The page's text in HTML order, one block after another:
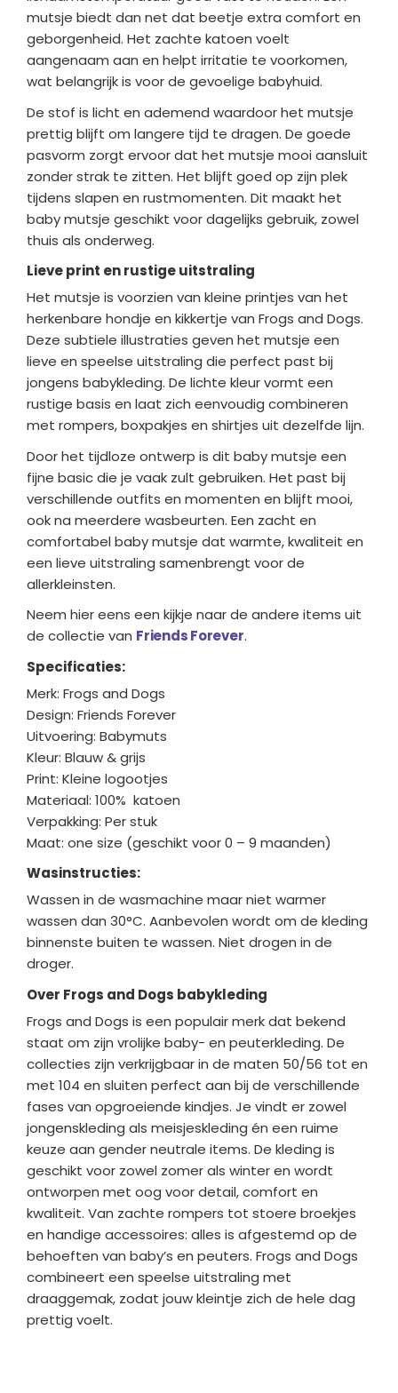
mutsje biedt dan net dat beetje extra comfort en
geborgenheid. Het zachte katoen voelt
aangenaam aan en helpt irritatie te voorkomen,
wat belangrijk is voor de gevoelige babyhuid.
De stof is licht en ademend waardoor het mutsje
prettig blijft om langere tijd te dragen. De goede
pasvorm zorgt ervoor dat het mutsje mooi aansluit
zonder strak te zitten. Het blijft goed op zijn plek
tijdens slapen en rustmomenten. Dit maakt het
baby mutsje geschikt voor dagelijks gebruik, zowel
thuis als onderweg.
Lieve print en rustige uitstraling
Het mutsje is voorzien van kleine printjes van het
herkenbare hondje en kikkertje van Frogs and Dogs.
Deze subtiele illustraties geven het mutsje een
lieve en speelse uitstraling die perfect past bij
jongens babykleding. De lichte kleur vormt een
rustige basis en laat zich eenvoudig combineren
met rompers, boxpakjes en shirtjes uit dezelfde lijn.
Door het tijdloze ontwerp is dit baby mutsje een
fijne basic die je vaak zult gebruiken. Het past bij
verschillende outfits en momenten en blijft mooi,
ook na meerdere wasbeurten. Een zacht en
comfortabel baby mutsje dat warmte, kwaliteit en
een lieve uitstraling samenbrengt voor de
allerkleinsten.
Neem hier eens een kijkje naar de andere items uit
de collectie van Friends Forever.
Specificaties:
Merk: Frogs and Dogs
Design: Friends Forever
Uitvoering: Babymuts
Kleur: Blauw & grijs
Print: Kleine logootjes
Materiaal: 100% katoen
Verpakking: Per stuk
Maat: one size (geschikt voor 0 – 9 maanden)
Wasinstructies:
Wassen in de wasmachine maar niet warmer
wassen dan 30°C. Aanbevolen wordt om de kleding
binnenste buiten te wassen. Niet drogen in de
droger.
Over Frogs and Dogs babykleding
Frogs and Dogs is een populair merk dat bekend
staat om zijn vrolijke baby- en peuterkleding. De
collecties zijn verkrijgbaar in de maten 50/56 tot en
met 104 en sluiten perfect aan bij de verschillende
fases van opgroeiende kindjes. Je vindt er zowel
jongenskleding als meisjeskleding én een ruime
keuze aan gender neutrale items. De kleding is
geschikt voor zowel zomer als winter en wordt
ontworpen met oog voor detail, comfort en
kwaliteit. Van zachte rompers tot stoere broekjes
en handige accessoires: alles is afgestemd op de
behoeften van baby’s en peuters. Frogs and Dogs
combineert een speelse uitstraling met
draaggemak, zodat jouw kleintje zich de hele dag
prettig voelt.